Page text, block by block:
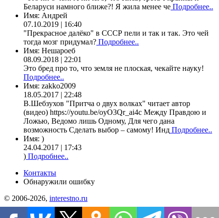
Беларуси намного ближе?! Я жила менее че Подробнее..
Имя: Андрей
07.10.2019 | 16:40
"Прекрасное далёко" в СССР пели и так и так. Это чей
тогда мозг придумал? Подробнее..
Имя: Нешароеб
08.09.2018 | 22:01
Это бред про то, что земля не плоская, чекайте науку!
Подробнее..
Имя: zakko2009
18.05.2017 | 22:48
В.Шебзухов "Притча о двух волках" читает автор
(видео) https://youtu.be/oyO3Qr_ai4c Между Правдою и
Ложью, Ведомо лишь Одному, Для чего дана
возможность Сделать выбор – самому! Инд Подробнее..
Имя: )
24.04.2017 | 17:43
) Подробнее..
Контакты
Обнаружили ошибку
© 2006-2026, interestno.ru